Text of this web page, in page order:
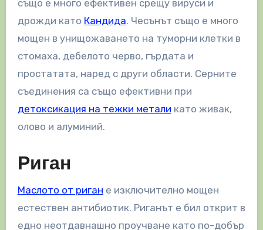
също е много ефективен срещу вируси и
дрожди като Кандида. Чесънът също е много
мощен в унищожаването на туморни клетки в
стомаха, дебелото черво, гърдата и
простатата, наред с други области. Серните
съединения са също ефективни при
детоксикация на тежки метали като живак,
олово и алуминий.
Риган
Маслото от риган е изключително мощен
естествен антибиотик. Риганът е бил открит в
едно неотдавнашно проучване като по-добър